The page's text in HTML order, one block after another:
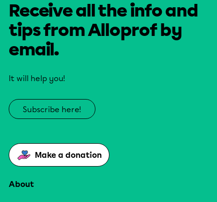
Receive all the info and
tips from Alloprof by
email.
It will help you!
Subscribe here!
Make a donation
About